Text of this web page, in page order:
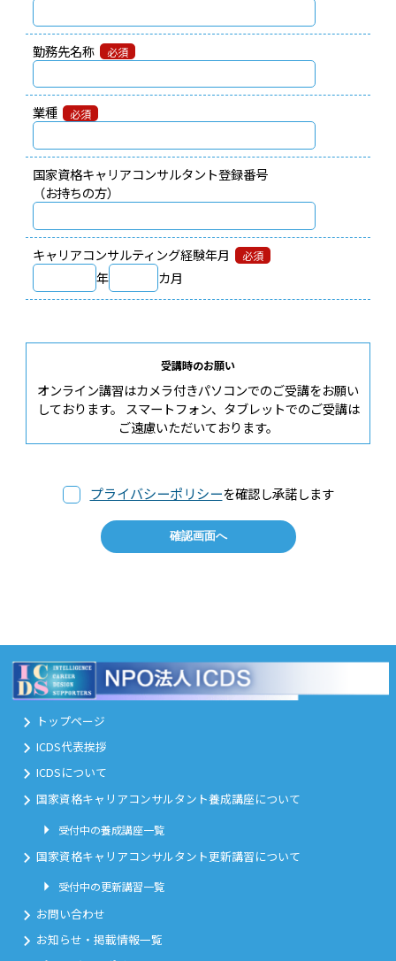
勤務先名称 必須
業種 必須
国家資格キャリアコンサルタント登録番号
（お持ちの方）
キャリアコンサルティング経験年月 必須
年 カ月
受講時のお願い
オンライン講習はカメラ付きパソコンでのご受講をお願い
しております。 スマートフォン、タブレットでのご受講は
ご遠慮いただいております。
プライバシーポリシーを確認し承諾します
トップページ
ICDS代表挨拶
ICDSについて
国家資格キャリアコンサルタント養成講座について
受付中の養成講座一覧
国家資格キャリアコンサルタント更新講習について
受付中の更新講習一覧
お問い合わせ
お知らせ・掲載情報一覧